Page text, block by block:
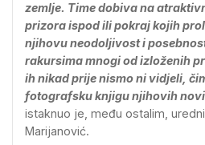
zemlje. Time dobiva na
prizora ispod ili pokraj kojih
njihovu neodoljivost i
rakursima mnogi od izloženih
ih nikad prije nismo ni vidjeli,
fotografsku knjigu njihovih
istaknuo je, među ostalim,
Marijanović.